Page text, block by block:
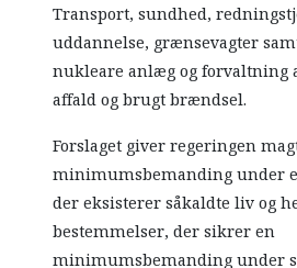
Transport, sundhed,
uddannelse, grænsevagter
nukleare anlæg og forvaltning
affald og brugt brændsel.
Forslaget giver regeringen
minimumsbemanding under
der eksisterer såkaldte liv og
bestemmelser, der sikrer en
minimumsbemanding under